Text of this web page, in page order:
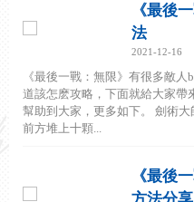
《最後
法
2021-12-16
《最後一戰：無限》有很多敵
道該怎麽攻略，下面就給大家帶
幫助到大家，更多如下。 劍術
前方堆上十顆...
《最後